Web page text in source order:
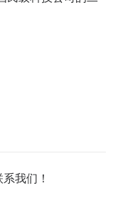
系我们 ！